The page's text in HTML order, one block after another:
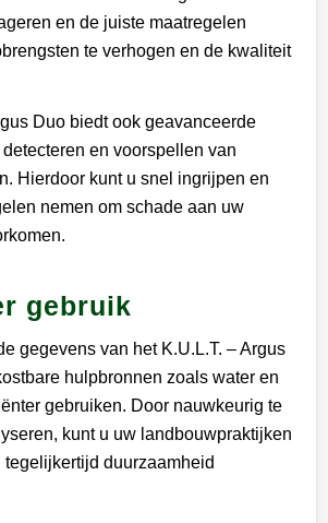
en de juiste maatregelen
te verhogen en de kwaliteit
Duo biedt ook geavanceerde
en voorspellen van
Hierdoor kunt u snel ingrijpen en
nemen om schade aan uw
gebruik
gegevens van het K.U.L.T. – Argus
hulpbronnen zoals water en
gebruiken. Door nauwkeurig te
kunt u uw landbouwpraktijken
duurzaamheid